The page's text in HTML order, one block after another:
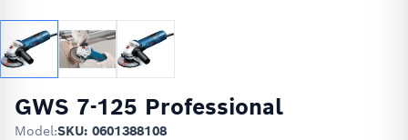
GWS 7-125 Professional
Model:SKU: 0601388108